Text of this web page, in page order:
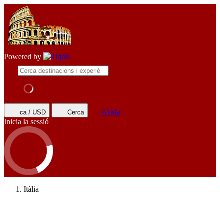
Powered by
ca / USD Cerca
Ajuda
Inicia la sessió
Itàlia